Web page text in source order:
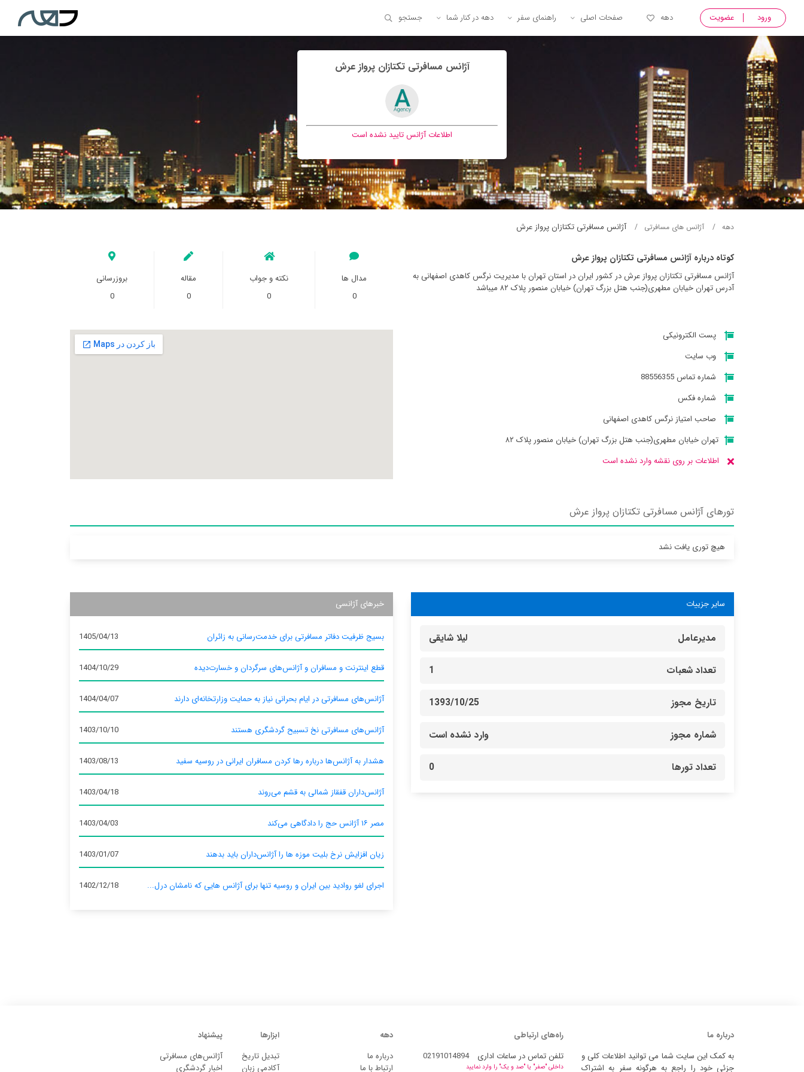
ورود عضویت دهه صفحات اصلی راهنمای سفر دهه در کنار شما جستجو
آژانس مسافرتی تکتازان پرواز عرش
اطلاعات آژانس تایید نشده است
دهه آژانس های مسافرتی آژانس مسافرتی تکتازان پرواز عرش
کوتاه درباره آژانس مسافرتی تکتازان پرواز عرش
آژانس مسافرتی تکتازان پرواز عرش در کشور ایران در استان تهران با مدیریت نرگس کاهدی اصفهانی به
آدرس تهران خیابان مطهری(جنب هتل بزرگ تهران) خیابان منصور پلاک ۸۲ میباشد
مدال ها
0
نکته و جواب
0
مقاله
0
بروزرسانی
0
پست الکترونیکی
وب سایت
شماره تماس 88556355
شماره فکس
صاحب امتیاز نرگس کاهدی اصفهانی
تهران خیابان مطهری(جنب هتل بزرگ تهران) خیابان منصور پلاک ۸۲
اطلاعات بر روی نقشه وارد نشده است
تورهای آژانس مسافرتی تکتازان پرواز عرش
هیچ توری یافت نشد
سایر جزییات
مدیرعامل لیلا شایقی
تعداد شعبات 1
تاریخ مجوز 1393/10/25
شماره مجوز وارد نشده است
تعداد تورها 0
خبرهای آژانسی
بسیج ظرفیت دفاتر مسافرتی برای خدمت‌رسانی به زائران 1405/04/13
قطع اینترنت و مسافران و آژانس‌های سرگردان و خسارت‌دیده 1404/10/29
آژانس‌های مسافرتی در ایام بحرانی نیاز به حمایت وزارتخانه‌ای دارند 1404/04/07
آژانس‌های مسافرتی نخ تسبیح گردشگری هستند 1403/10/10
هشدار به آژانس‌ها درباره رها کردن مسافران ایرانی در روسیه سفید 1403/08/13
آژانس‌داران قفقاز شمالی به قشم می‌روند 1403/04/18
مصر ۱۶ آژانس حج را دادگاهی می‌کند 1403/04/03
زیان افزایش نرخ بلیت موزه ها را آژانس‌داران باید بدهند 1403/01/07
اجرای لغو روادید بین ایران و روسیه تنها برای آژانس‌ هایی که نامشان درل... 1402/12/18
درباره ما
به کمک این سایت شما می توانید اطلاعات کلی و
جزئی خود را راجع به هرگونه سفر به اشتراک
راه‌های ارتباطی
تلفن تماس در ساعات اداری
02191014894
داخلی "صفر" یا "صد و یک" را وارد نمایید
دهه
درباره ما
ارتباط با ما
ابزارها
تبدیل تاریخ
آکادمی زبان
پیشنهاد
آژانس‌های مسافرتی
اخبار گردشگری